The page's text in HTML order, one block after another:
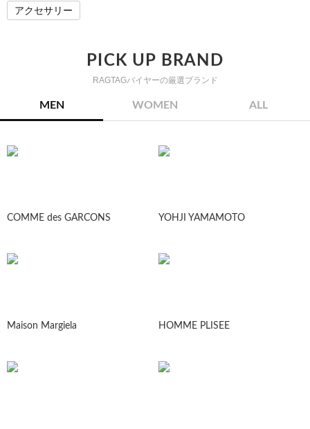
アクセサリー
PICK UP BRAND
RAGTAGバイヤーの厳選ブランド
MEN WOMEN ALL
COMME des GARCONS YOHJI YAMAMOTO
Maison Margiela HOMME PLISEE